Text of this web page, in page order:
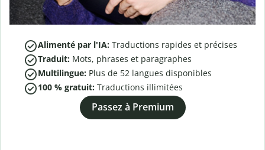
Alimenté par l'IA: Traductions rapides et précises
Traduit: Mots, phrases et paragraphes
Multilingue: Plus de 52 langues disponibles
100 % gratuit: Traductions illimitées
Passez à Premium